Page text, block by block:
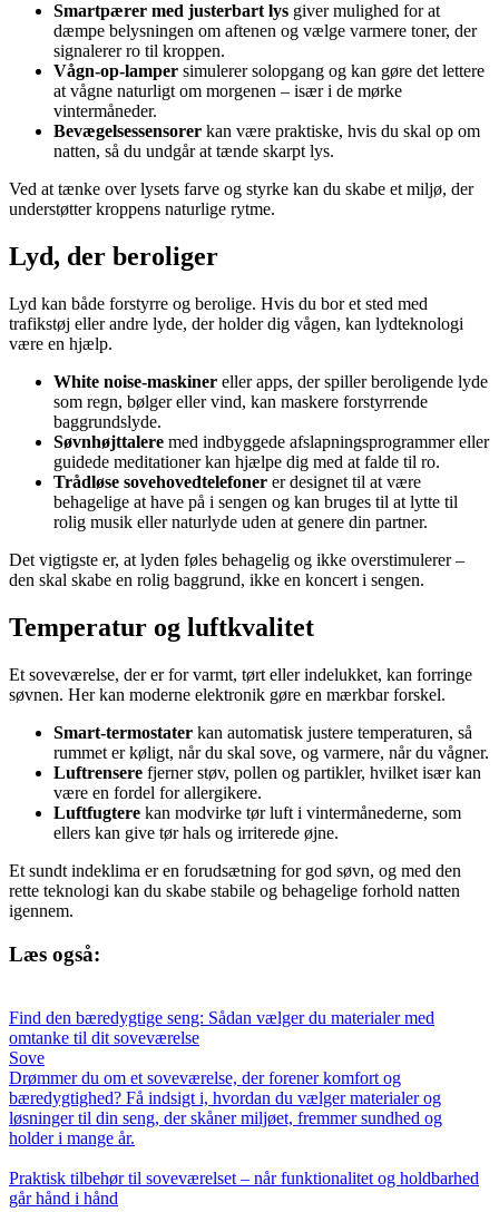
Smartpærer med justerbart lys giver mulighed for at
dæmpe belysningen om aftenen og vælge varmere toner, der
signalerer ro til kroppen.
Vågn-op-lamper simulerer solopgang og kan gøre det lettere
at vågne naturligt om morgenen – især i de mørke
vintermåneder.
Bevægelsessensorer kan være praktiske, hvis du skal op om
natten, så du undgår at tænde skarpt lys.
Ved at tænke over lysets farve og styrke kan du skabe et miljø, der
understøtter kroppens naturlige rytme.
Lyd, der beroliger
Lyd kan både forstyrre og berolige. Hvis du bor et sted med
trafikstøj eller andre lyde, der holder dig vågen, kan lydteknologi
være en hjælp.
White noise-maskiner eller apps, der spiller beroligende lyde
som regn, bølger eller vind, kan maskere forstyrrende
baggrundslyde.
Søvnhøjttalere med indbyggede afslapningsprogrammer eller
guidede meditationer kan hjælpe dig med at falde til ro.
Trådløse sovehovedtelefoner er designet til at være
behagelige at have på i sengen og kan bruges til at lytte til
rolig musik eller naturlyde uden at genere din partner.
Det vigtigste er, at lyden føles behagelig og ikke overstimulerer –
den skal skabe en rolig baggrund, ikke en koncert i sengen.
Temperatur og luftkvalitet
Et soveværelse, der er for varmt, tørt eller indelukket, kan forringe
søvnen. Her kan moderne elektronik gøre en mærkbar forskel.
Smart-termostater kan automatisk justere temperaturen, så
rummet er køligt, når du skal sove, og varmere, når du vågner.
Luftrensere fjerner støv, pollen og partikler, hvilket især kan
være en fordel for allergikere.
Luftfugtere kan modvirke tør luft i vintermånederne, som
ellers kan give tør hals og irriterede øjne.
Et sundt indeklima er en forudsætning for god søvn, og med den
rette teknologi kan du skabe stabile og behagelige forhold natten
igennem.
Læs også:
Find den bæredygtige seng: Sådan vælger du materialer med
omtanke til dit soveværelse
Sove
Drømmer du om et soveværelse, der forener komfort og
bæredygtighed? Få indsigt i, hvordan du vælger materialer og
løsninger til din seng, der skåner miljøet, fremmer sundhed og
holder i mange år.
Praktisk tilbehør til soveværelset – når funktionalitet og holdbarhed
går hånd i hånd